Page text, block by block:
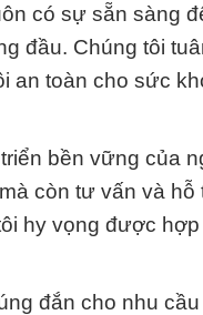
có sự sẵn sàng
đầu. Chúng tôi
an toàn cho sức
bền vững của
còn tư vấn và
hy vọng được
đắn cho nhu